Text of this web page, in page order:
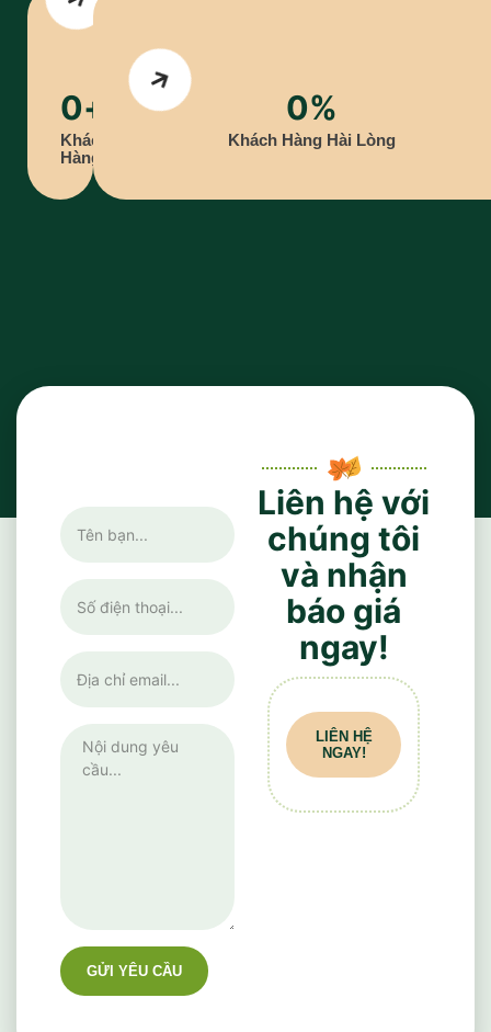
0+
Khách
Hàng
0%
Khách Hàng Hài Lòng
GỬI YÊU CẦU
Liên hệ với
chúng tôi
và nhận
báo giá
ngay!
LIÊN HỆ
NGAY!